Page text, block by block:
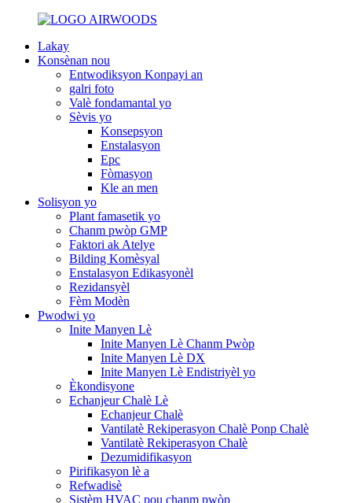
Lakay
Konsènan nou
Entwodiksyon Konpayi an
galri foto
Valè fondamantal yo
Sèvis yo
Konsepsyon
Enstalasyon
Epc
Fòmasyon
Kle an men
Solisyon yo
Plant famasetik yo
Chanm pwòp GMP
Faktori ak Atelye
Bilding Komèsyal
Enstalasyon Edikasyonèl
Rezidansyèl
Fèm Modèn
Pwodwi yo
Inite Manyen Lè
Inite Manyen Lè Chanm Pwòp
Inite Manyen Lè DX
Inite Manyen Lè Endistriyèl yo
Èkondisyone
Echanjeur Chalè Lè
Echanjeur Chalè
Vantilatè Rekiperasyon Chalè Ponp Chalè
Vantilatè Rekiperasyon Chalè
Dezumidifikasyon
Pirifikasyon lè a
Refwadisè
Sistèm HVAC pou chanm pwòp